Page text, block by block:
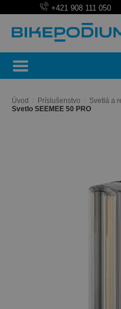
+421 908 111 050
Úvod Príslušenstvo Svetlá a
Svetlo SEEMEE 50 PRO